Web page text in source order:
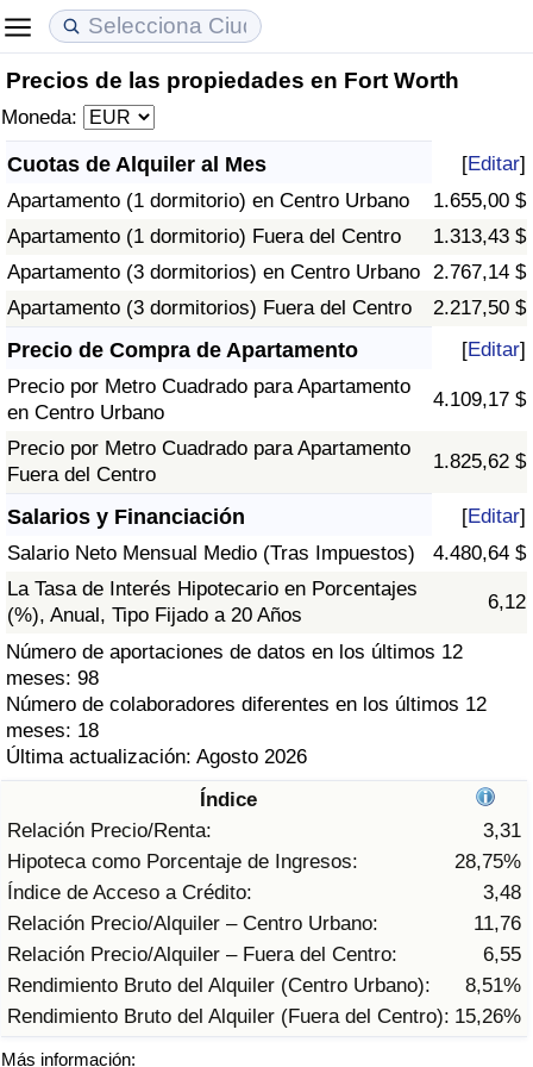
Precios de las propiedades en Fort Worth
Moneda:
Cuotas de Alquiler al Mes [Editar]
Apartamento (1 dormitorio) en Centro Urbano
1.655,00 $
Apartamento (1 dormitorio) Fuera del Centro
1.313,43 $
Apartamento (3 dormitorios) en Centro Urbano 2.767,14 $
Apartamento (3 dormitorios) Fuera del Centro
2.217,50 $
Precio de Compra de Apartamento [Editar]
Precio por Metro Cuadrado para Apartamento
en Centro Urbano
4.109,17 $
Precio por Metro Cuadrado para Apartamento
Fuera del Centro
1.825,62 $
Salarios y Financiación [Editar]
Salario Neto Mensual Medio (Tras Impuestos)
4.480,64 $
La Tasa de Interés Hipotecario en Porcentajes
(%), Anual, Tipo Fijado a 20 Años
6,12
Número de aportaciones de datos en los últimos 12
meses: 98
Número de colaboradores diferentes en los últimos 12
meses: 18
Última actualización: Agosto 2026
Índice
Relación Precio/Renta:
3,31
Hipoteca como Porcentaje de Ingresos:
28,75%
Índice de Acceso a Crédito:
3,48
Relación Precio/Alquiler – Centro Urbano:
11,76
Relación Precio/Alquiler – Fuera del Centro:
6,55
Rendimiento Bruto del Alquiler (Centro Urbano):
8,51%
Rendimiento Bruto del Alquiler (Fuera del Centro): 15,26%
Más información:
Coste de vida
Índice de Costo de Vida (Actual)
Índice de Costo de Vida
Índice de costo de vida por país
Precios de las propiedades
Índice de Precios de Inmuebles (Actual)
Índice de Precios de Inmuebles
Índice de Precios de Inmuebles por País
Calidad de Vida
Índice de Calidad de Vida
Índice de Calidad de Vida (Actual)
Índice de calidad de vida por país
Calificación del Índice de Criminalidad
(Actual)
Índice de Criminalidad
Índice de criminalidad por país
Sanidad
Índice de Sanidad (Actual)
Índice de Sanidad
Índice de Sanidad por País
Índice de contaminación
Índice de Contaminación por País